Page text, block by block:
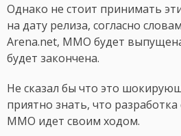
Однако не стоит принимать
на дату релиза, согласно
Arena.net, MMO будет
будет закончена.
Не сказал бы что это
приятно знать, что
MMO идет своим ходом.